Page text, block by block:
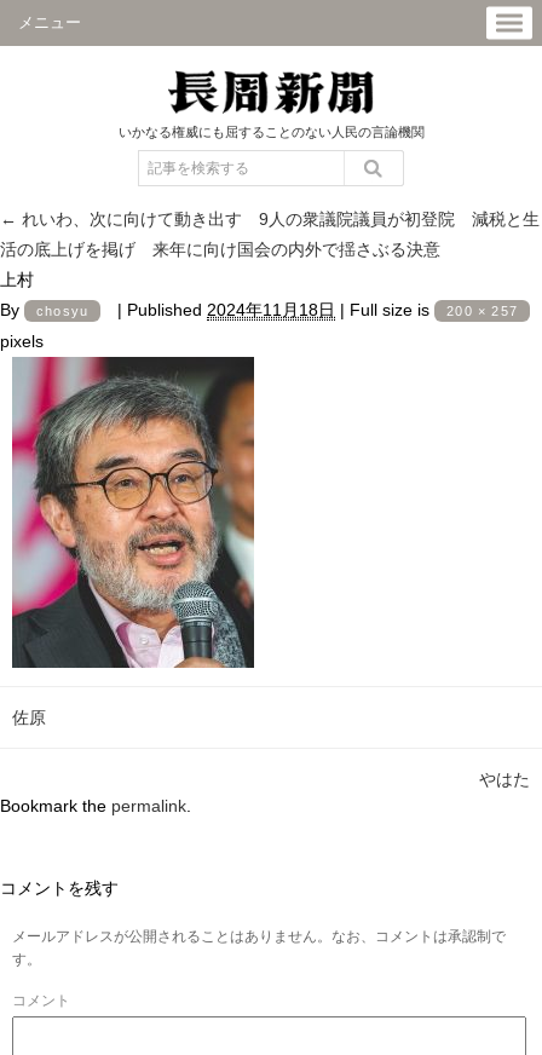
メニュー
いかなる権威にも屈することのない人民の言論機関
← れいわ、次に向けて動き出す 9人の衆議院議員が初登院 減税と生
活の底上げを掲げ 来年に向け国会の内外で揺さぶる決意
上村
By
chosyu | Published 2024年11月18日 | Full size is 200 × 257
pixels
佐原
やはた
Bookmark the permalink
コメントを残す
メールアドレスが公開されることはありません。なお、コメントは承認制で
す。
コメント